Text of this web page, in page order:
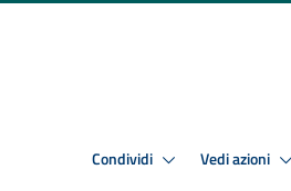
Condividi Vedi azioni